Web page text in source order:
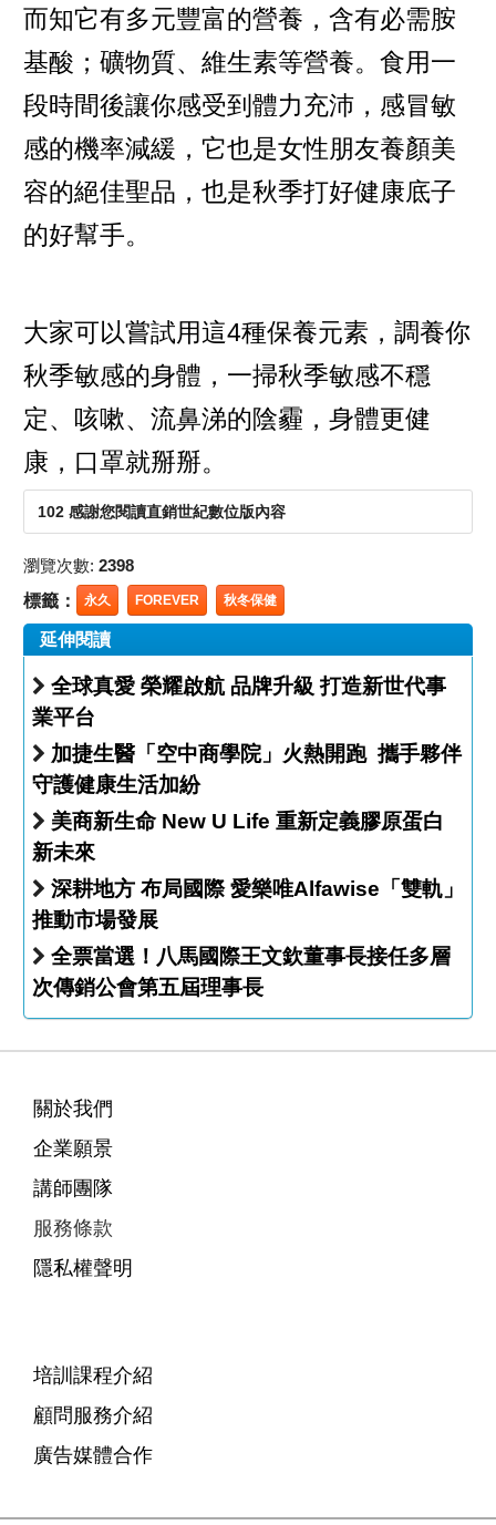
而知它有多元豐富的營養，含有必需胺
基酸；礦物質、維生素等營養。食用一
段時間後讓你感受到體力充沛，感冒敏
感的機率減緩，它也是女性朋友養顏美
容的絕佳聖品，也是秋季打好健康底子
的好幫手。
大家可以嘗試用這4種保養元素，調養你
秋季敏感的身體，一掃秋季敏感不穩
定、咳嗽、流鼻涕的陰霾，身體更健
康，口罩就掰掰。
102 感謝您閱讀直銷世紀數位版內容
瀏覽次數: 2398
標籤： 永久 FOREVER 秋冬保健
延伸閱讀
全球真愛 榮耀啟航 品牌升級 打造新世代事
業平台
加捷生醫「空中商學院」火熱開跑 攜手夥伴
守護健康生活加紛
美商新生命 New U Life 重新定義膠原蛋白
新未來
深耕地方 布局國際 愛樂唯Alfawise「雙軌」
推動市場發展
全票當選！八馬國際王文欽董事長接任多層
次傳銷公會第五屆理事長
關於我們
企業願景
講師團隊
服務條款
隱私權聲明
培訓課程介紹
顧問服務介紹
廣告媒體合作